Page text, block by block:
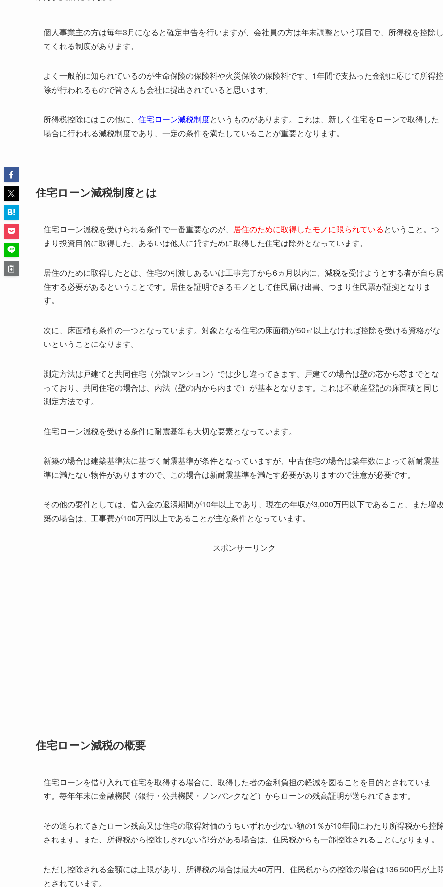
個人事業主の方は毎年3月になると確定申告を行いますが、会社員の方は年末調整という項目で、所得税を控除し
てくれる制度があります。
よく一般的に知られているのが生命保険の保険料や火災保険の保険料です。1年間で支払った金額に応じて所得控
除が行われるもので皆さんも会社に提出されていると思います。
所得税控除にはこの他に、 住宅ローン減税制度というものがあります。これは、新しく住宅をローンで取得した
場合に行われる減税制度であり、一定の条件を満たしていることが重要となります。
住宅ローン減税制度とは
住宅ローン減税を受けられる条件で一番重要なのが、 居住のために取得したモノに限られているということ。つ
まり投資目的に取得した、あるいは他人に貸すために取得した住宅は除外となっています。
居住のために取得したとは、住宅の引渡しあるいは工事完了から6ヵ月以内に、減税を受けようとする者が自ら居
住する必要があるということです。居住を証明できるモノとして住民届け出書、つまり住民票が証拠となりま
す。
次に、床面積も条件の一つとなっています。対象となる住宅の床面積が50㎡以上なければ控除を受ける資格がな
いということになります。
測定方法は戸建てと共同住宅（分譲マンション）では少し違ってきます。戸建ての場合は壁の芯から芯までとな
っており、共同住宅の場合は、内法（壁の内から内まで）が基本となります。これは不動産登記の床面積と同じ
測定方法です。
住宅ローン減税を受ける条件に耐震基準も大切な要素となっています。
新築の場合は建築基準法に基づく耐震基準が条件となっていますが、中古住宅の場合は築年数によって新耐震基
準に満たない物件がありますので、この場合は新耐震基準を満たす必要がありますので注意が必要です。
その他の要件としては、借入金の返済期間が10年以上であり、現在の年収が3,000万円以下であること、また増
築の場合は、工事費が100万円以上であることが主な条件となっています。
スポンサーリンク
住宅ローン減税の概要
住宅ローンを借り入れて住宅を取得する場合に、取得した者の金利負担の軽減を図ることを目的とされていま
す。毎年年末に金融機関（銀行・公共機関・ノンバンクなど）からローンの残高証明が送られてきます。
その送られてきたローン残高又は住宅の取得対価のうちいずれか少ない額の1％が10年間にわたり所得税から控
されます。また、所得税から控除しきれない部分がある場合は、住民税からも一部控除されることになります。
ただし控除される金額には上限があり、所得税の場合は最大40万円、住民税からの控除の場合は136,500円が上
とされています。